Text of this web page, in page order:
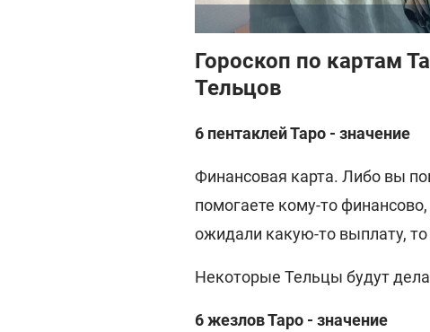
Гороскоп по картам
Тельцов
6 пентаклей Таро - значение
Финансовая карта. Либо вы
помогаете кому-то
ожидали какую-то выплату, то
Некоторые Тельцы будут
6 жезлов Таро - значение